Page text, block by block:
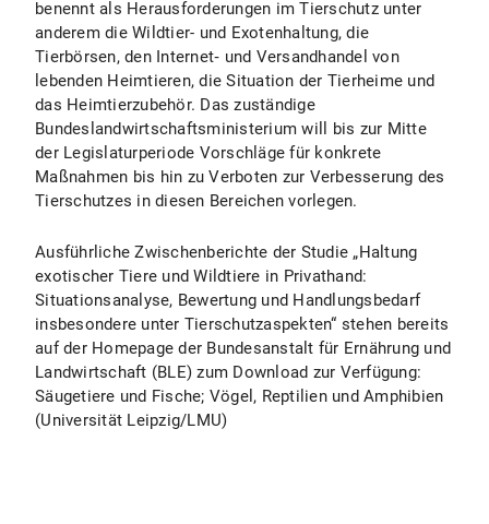
benennt als Herausforderungen im Tierschutz unter
anderem die Wildtier- und Exotenhaltung, die
Tierbörsen, den Internet‑ und Versandhandel von
lebenden Heimtieren, die Situation der Tierheime und
das Heimtierzubehör. Das zuständige
Bundeslandwirtschaftsministerium will bis zur Mitte
der Legislaturperiode Vorschläge für konkrete
Maßnahmen bis hin zu Verboten zur Verbesserung des
Tierschutzes in diesen Bereichen vorlegen.
Ausführliche Zwischenberichte der Studie „Haltung
exotischer Tiere und Wildtiere in Privathand:
Situationsanalyse, Bewertung und Handlungsbedarf
insbesondere unter Tierschutzaspekten“ stehen bereits
auf der Homepage der Bundesanstalt für Ernährung und
Landwirtschaft (BLE) zum Download zur Verfügung:
Säugetiere und Fische; Vögel, Reptilien und Amphibien
(Universität Leipzig/LMU)